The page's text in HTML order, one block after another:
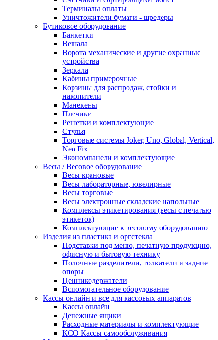
Терминалы оплаты
Уничтожители бумаги - шредеры
Бутиковое оборудование
Банкетки
Вешала
Ворота механические и другие охранные
устройства
Зеркала
Кабины примерочные
Корзины для распродаж, стойки и
накопители
Манекены
Плечики
Решетки и комплектующие
Стулья
Торговые системы Joker, Uno, Global, Vertical,
Neo Fix
Экономпанели и комплектующие
Весы / Весовое оборудование
Весы крановые
Весы лабораторные, ювелирные
Весы торговые
Весы электронные складские напольные
Комплексы этикетирования (весы с печатью
этикеток)
Комплектующие к весовому оборудованию
Изделия из пластика и оргстекла
Подставки под меню, печатную продукцию,
офисную и бытовую технику
Полочные разделители, толкатели и задние
опоры
Ценникодержатели
Вспомогательное оборудование
Кассы онлайн и все для кассовых аппаратов
Кассы онлайн
Денежные ящики
Расходные материалы и комплектующие
КСО Кассы самообслуживания